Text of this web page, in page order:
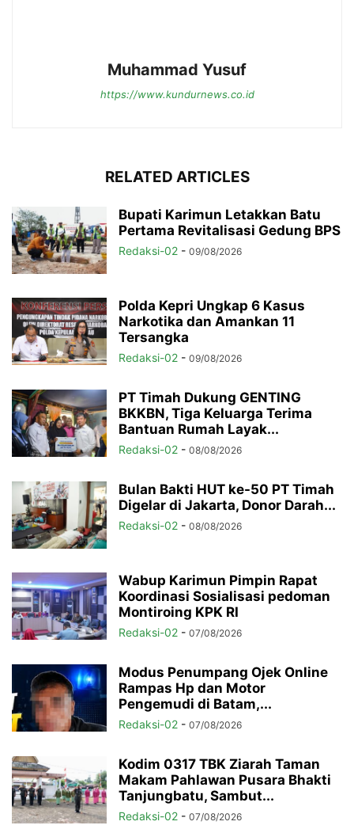
Muhammad Yusuf
https://www.kundurnews.co.id
RELATED ARTICLES
Bupati Karimun Letakkan Batu
Pertama Revitalisasi Gedung BPS
Redaksi-02 - 09/08/2026
Polda Kepri Ungkap 6 Kasus
Narkotika dan Amankan 11
Tersangka
Redaksi-02 - 09/08/2026
PT Timah Dukung GENTING
BKKBN, Tiga Keluarga Terima
Bantuan Rumah Layak...
Redaksi-02 - 08/08/2026
Bulan Bakti HUT ke-50 PT Timah
Digelar di Jakarta, Donor Darah...
Redaksi-02 - 08/08/2026
Wabup Karimun Pimpin Rapat
Koordinasi Sosialisasi pedoman
Montiroing KPK RI
Redaksi-02 - 07/08/2026
Modus Penumpang Ojek Online
Rampas Hp dan Motor
Pengemudi di Batam,...
Redaksi-02 - 07/08/2026
Kodim 0317 TBK Ziarah Taman
Makam Pahlawan Pusara Bhakti
Tanjungbatu, Sambut...
Redaksi-02 - 07/08/2026